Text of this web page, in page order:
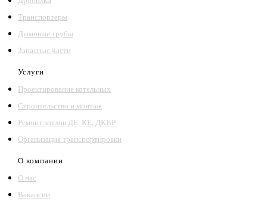
Транспортеры
Дымовые трубы
Запасные части
Услуги
Проектирование котельных
Строительство и монтаж
Ремонт котлов ДЕ, КЕ, ДКВР
Организация транспортировки
О компании
О нас
Вакансии